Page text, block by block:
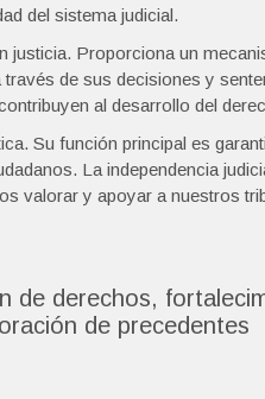
del sistema judicial.
justicia. Proporciona un
de sus decisiones y
al desarrollo del
Su función principal es
La independencia
valorar y apoyar a nuestros
de derechos,
de precedentes